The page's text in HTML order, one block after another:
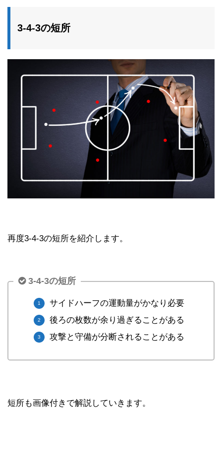
3-4-3の短所
再度3-4-3の短所を紹介します。
3-4-3の短所
サイドハーフの運動量がかなり必要
後ろの枚数が余り過ぎることがある
攻撃と守備が分断されることがある
短所も画像付きで解説していきます。